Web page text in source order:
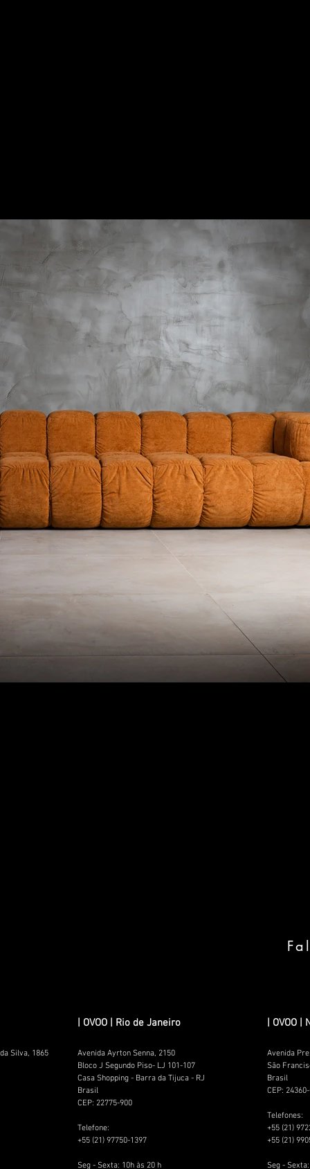
Silva, 1865
| OVOO | Rio de Janeiro
Avenida Ayrton Senna, 2150
Bloco J Segundo Piso- LJ 101-107
Casa Shopping - Barra da Tijuca - RJ
Brasil
CEP: 22775-900
Telefone:​
+55 (21) 97750-1397​​​​
Seg - Sexta: 10h às 20 h
| OVOO
Avenida
São
Brasil
CEP:
Telefones:​
+55 (21)
+55 (21)
Seg -